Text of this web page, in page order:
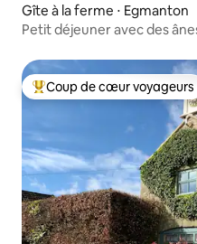
Gîte à la ferme ⋅ Egmanton
Petit déjeuner avec des
Coups de cœur voyageurs
Coup de cœur voyageurs